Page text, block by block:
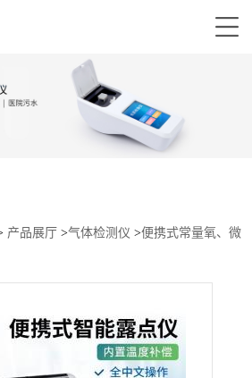
产品展厅 >气体检测仪 >便携式常量氧、微